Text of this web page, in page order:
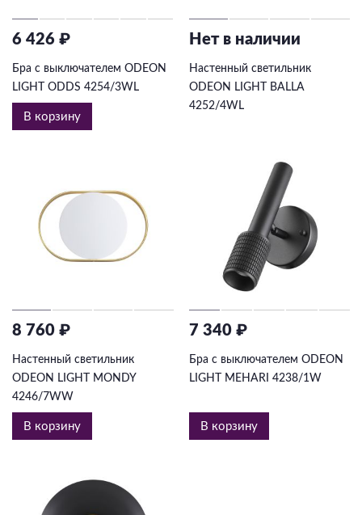
6 426 ₽
Бра с выключателем ODEON
LIGHT ODDS 4254/3WL
В корзину
Нет в наличии
Настенный светильник
ODEON LIGHT BALLA
4252/4WL
8 760 ₽
Настенный светильник
ODEON LIGHT MONDY
4246/7WW
В корзину
7 340 ₽
Бра с выключателем ODEON
LIGHT MEHARI 4238/1W
В корзину